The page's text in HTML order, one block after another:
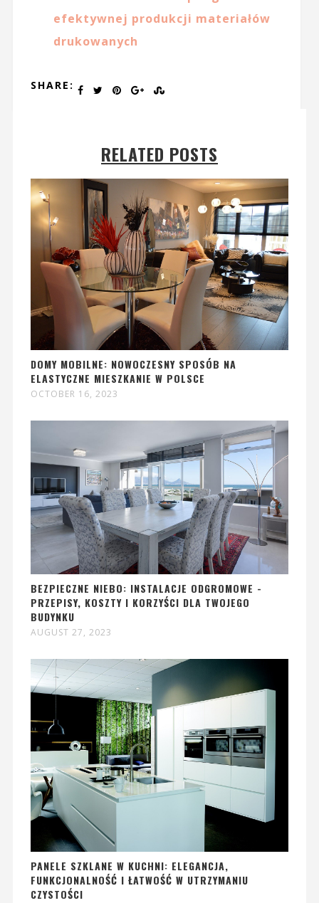
efektywnej produkcji materiałów
drukowanych
SHARE:
RELATED POSTS
DOMY MOBILNE: NOWOCZESNY SPOSÓB NA
ELASTYCZNE MIESZKANIE W POLSCE
OCTOBER 16, 2023
BEZPIECZNE NIEBO: INSTALACJE ODGROMOWE -
PRZEPISY, KOSZTY I KORZYŚCI DLA TWOJEGO
BUDYNKU
AUGUST 27, 2023
PANELE SZKLANE W KUCHNI: ELEGANCJA,
FUNKCJONALNOŚĆ I ŁATWOŚĆ W UTRZYMANIU
CZYSTOŚCI